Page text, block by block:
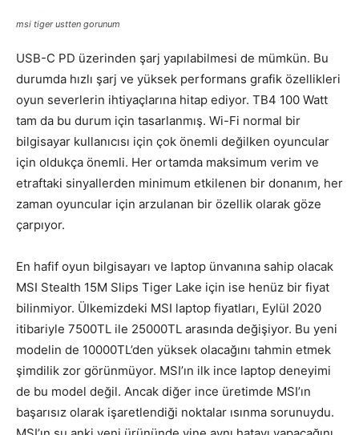
msi tiger ustten gorunum
USB-C PD üzerinden şarj yapılabilmesi de mümkün. Bu
durumda hızlı şarj ve yüksek performans grafik özellikleri
oyun severlerin ihtiyaçlarına hitap ediyor. TB4 100 Watt
tam da bu durum için tasarlanmış. Wi-Fi normal bir
bilgisayar kullanıcısı için çok önemli değilken oyuncular
için oldukça önemli. Her ortamda maksimum verim ve
etraftaki sinyallerden minimum etkilenen bir donanım, her
zaman oyuncular için arzulanan bir özellik olarak göze
çarpıyor.
En hafif oyun bilgisayarı ve laptop ünvanına sahip olacak
MSI Stealth 15M Slips Tiger Lake için ise henüz bir fiyat
bilinmiyor. Ülkemizdeki MSI laptop fiyatları, Eylül 2020
itibariyle 7500TL ile 25000TL arasında değişiyor. Bu yeni
modelin de 10000TL’den yüksek olacağını tahmin etmek
şimdilik zor görünmüyor. MSI’ın ilk ince laptop deneyimi
de bu model değil. Ancak diğer ince üretimde MSI’ın
başarısız olarak işaretlendiği noktalar ısınma sorunuydu.